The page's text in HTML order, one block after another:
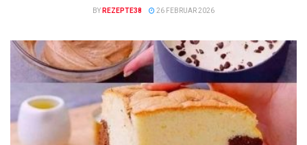
BY REZEPTE38 26 FEBRUAR 2026